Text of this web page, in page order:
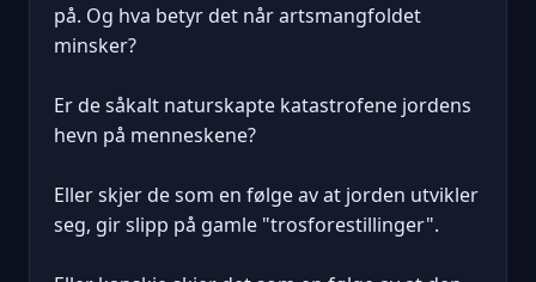
på. Og hva betyr det når artsmangfoldet
minsker?
Er de såkalt naturskapte katastrofene jordens
hevn på menneskene?
Eller skjer de som en følge av at jorden utvikler
seg, gir slipp på gamle "trosforestillinger".